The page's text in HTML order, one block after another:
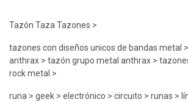
Tazón Taza Tazones >
tazones con diseños unicos de bandas metal
anthrax > tazón grupo metal anthrax >
rock metal >
runa > geek > electrónico > circuito > runas >